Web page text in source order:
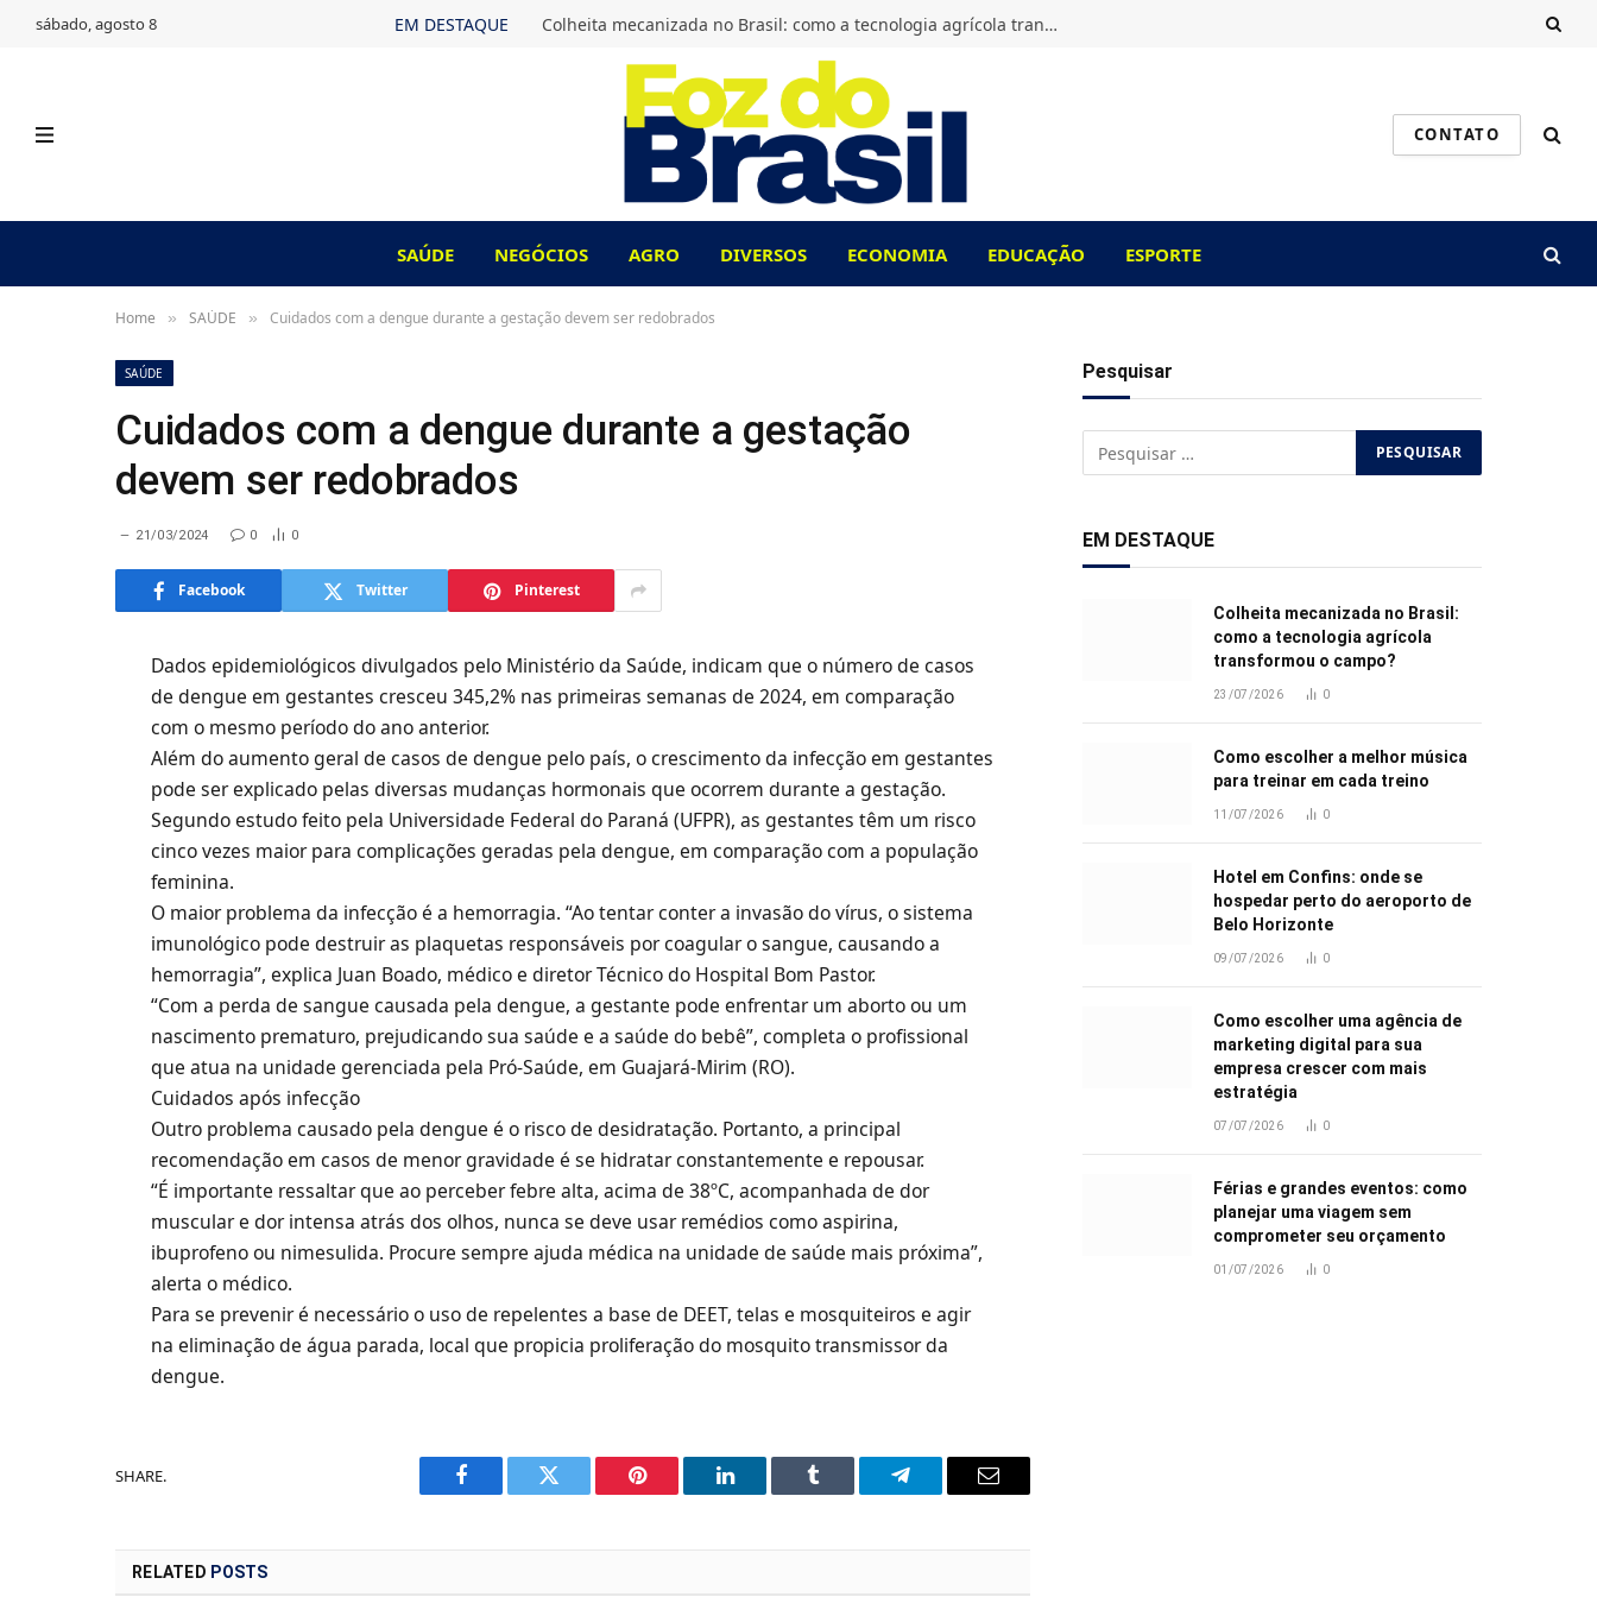
sábado, agosto 8 EM DESTAQUE Colheita mecanizada no Brasil: como a tecnologia agrícola transformou o campo?
CONTATO
SAÚDE NEGÓCIOS AGRO DIVERSOS ECONOMIA EDUCAÇÃO ESPORTE
Home » SAÚDE » Cuidados com a dengue durante a gestação devem ser redobrados
SAÚDE
Cuidados com a dengue durante a gestação
devem ser redobrados
21/03/2024 0 0
Facebook Twitter Pinterest
Dados epidemiológicos divulgados pelo Ministério da Saúde, indicam que o número de casos
de dengue em gestantes cresceu 345,2% nas primeiras semanas de 2024, em comparação
com o mesmo período do ano anterior.
Além do aumento geral de casos de dengue pelo país, o crescimento da infecção em gestantes
pode ser explicado pelas diversas mudanças hormonais que ocorrem durante a gestação.
Segundo estudo feito pela Universidade Federal do Paraná (UFPR), as gestantes têm um risco
cinco vezes maior para complicações geradas pela dengue, em comparação com a população
feminina.
O maior problema da infecção é a hemorragia. “Ao tentar conter a invasão do vírus, o sistema
imunológico pode destruir as plaquetas responsáveis por coagular o sangue, causando a
hemorragia”, explica Juan Boado, médico e diretor Técnico do Hospital Bom Pastor.
“Com a perda de sangue causada pela dengue, a gestante pode enfrentar um aborto ou um
nascimento prematuro, prejudicando sua saúde e a saúde do bebê”, completa o profissional
que atua na unidade gerenciada pela Pró-Saúde, em Guajará-Mirim (RO).
Cuidados após infecção
Outro problema causado pela dengue é o risco de desidratação. Portanto, a principal
recomendação em casos de menor gravidade é se hidratar constantemente e repousar.
“É importante ressaltar que ao perceber febre alta, acima de 38ºC, acompanhada de dor
muscular e dor intensa atrás dos olhos, nunca se deve usar remédios como aspirina,
ibuprofeno ou nimesulida. Procure sempre ajuda médica na unidade de saúde mais próxima”,
alerta o médico.
Para se prevenir é necessário o uso de repelentes a base de DEET, telas e mosquiteiros e agir
na eliminação de água parada, local que propicia proliferação do mosquito transmissor da
dengue.
SHARE.
Facebook Twitter Pinterest LinkedIn Tumblr Telegram Email
RELATED POSTS
Pesquisar
EM DESTAQUE
Colheita mecanizada no Brasil:
como a tecnologia agrícola
transformou o campo?
23/07/2026 0
Como escolher a melhor música
para treinar em cada treino
11/07/2026 0
Hotel em Confins: onde se
hospedar perto do aeroporto de
Belo Horizonte
09/07/2026 0
Como escolher uma agência de
marketing digital para sua
empresa crescer com mais
estratégia
07/07/2026 0
Férias e grandes eventos: como
planejar uma viagem sem
comprometer seu orçamento
01/07/2026 0